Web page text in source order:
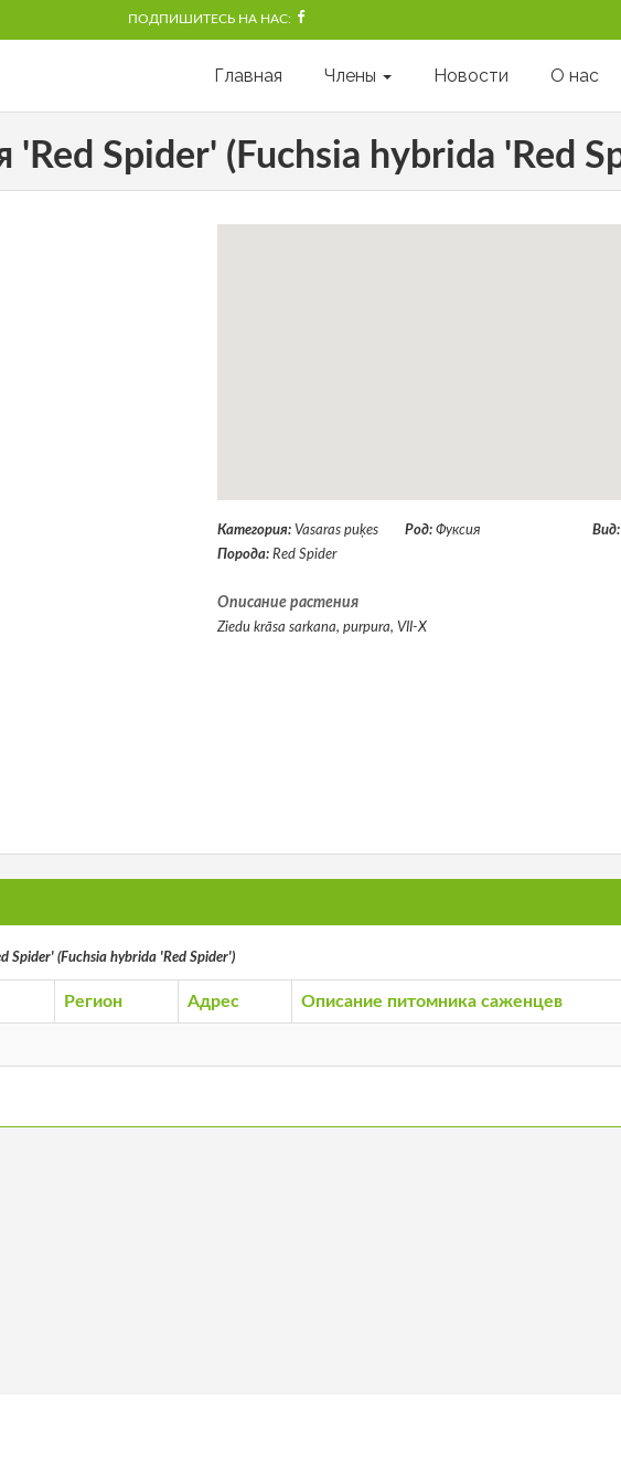
ПОДПИШИТЕСЬ НА НАС:
Главная Члены Новости О нас
'Red Spider' (Fuchsia hybrida 'Red
Категория: Vasaras puķes Род: Фуксия Вид:
Порода: Red Spider
Описание растения
Ziedu krāsa sarkana, purpura, VII-X
Spider' (Fuchsia hybrida 'Red Spider')
Регион Адрес Описание питомника саженцев